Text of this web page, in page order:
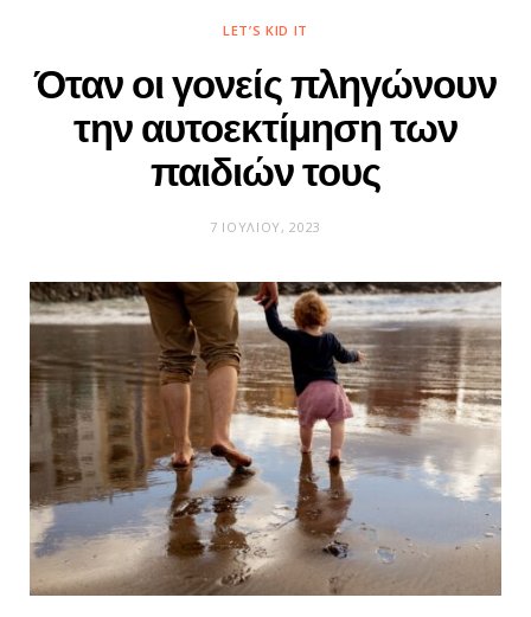
LET’S KID IT
Όταν οι γονείς πληγώνουν
την αυτοεκτίμηση των
παιδιών τους
7 ΙΟΥΛΊΟΥ, 2023